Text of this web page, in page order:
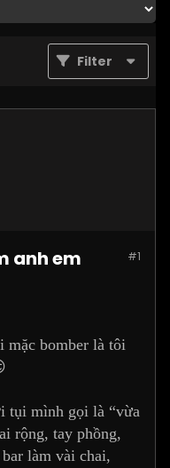
Filter
#1
anh em
mặc bomber là tôi
tụi mình gọi là “vừa
rộng, tay phồng,
làm vài chai,